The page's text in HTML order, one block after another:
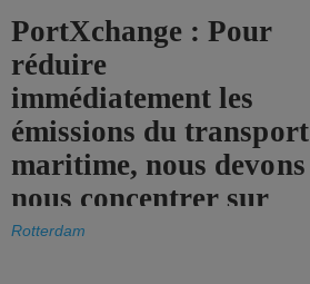
PortXchange : Pour
réduire
immédiatement les
émissions du transport
maritime, nous devons
nous concentrer sur
les ports.
Rotterdam